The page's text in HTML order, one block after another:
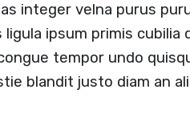
integer velna purus
ipsum primis
tempor undo
blandit justo diam an